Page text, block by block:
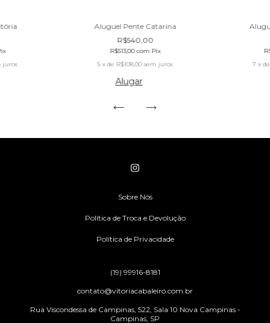
juros
Aluguel Pente Catarina
R$540,00
R$513,00com Pix
5 x de R$108,00 sem juros
Alugar
7 x
Sobre Nós
Política de Troca e Devolução
Política de Privacidade
(19) 99916-8181
contato@vitoriacabaleiro.com.br
Rua Viscondessa de Campinas, 522, Sala 10 Nova Campinas -
Campinas, SP